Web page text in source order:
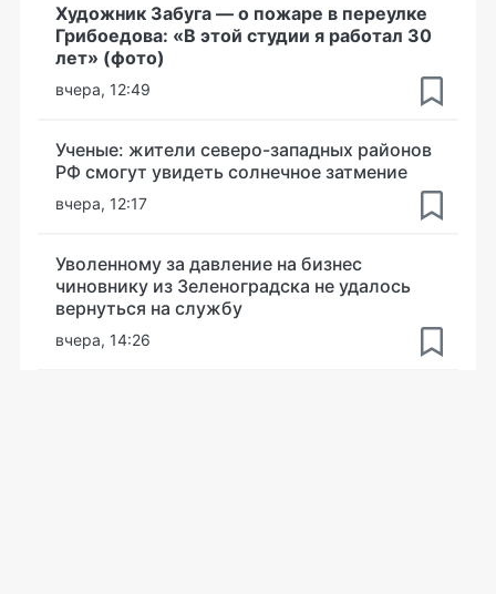
Художник Забуга — о пожаре в переулке
Грибоедова: «В этой студии я работал 30
лет» (фото)
вчера, 12:49
Ученые: жители северо-западных районов
РФ смогут увидеть солнечное затмение
вчера, 12:17
Уволенному за давление на бизнес
чиновнику из Зеленоградска не удалось
вернуться на службу
вчера, 14:26